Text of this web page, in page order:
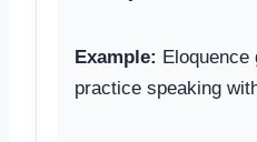
Example: Eloquence
practice speaking